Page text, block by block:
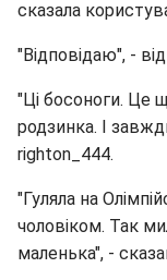
сказала
"Відповідаю", -
"Ці босоноги. Це
родзинка. І
righton_444.
"Гуляла на
чоловіком. Так
маленька", -